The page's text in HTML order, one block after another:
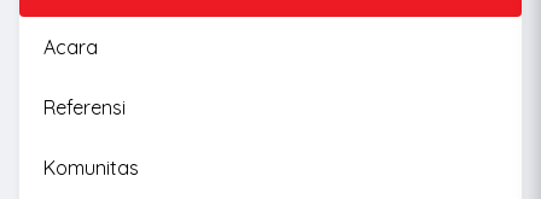
Acara
Referensi
Komunitas